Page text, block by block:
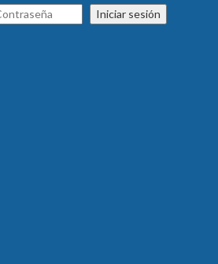
Iniciar sesión